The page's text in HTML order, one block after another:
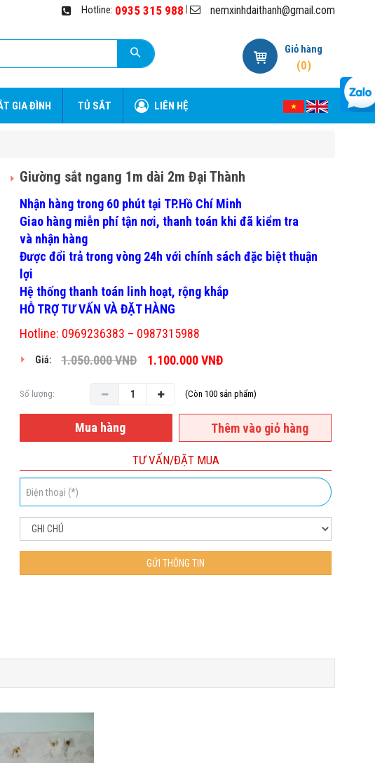
Hotline: 0935 315 988 nemxinhdaithanh@gmail.com
Giỏ hàng
(0)
GIA ĐÌNH TỦ SẮT LIÊN HỆ
Giường sắt ngang 1m dài 2m Đại Thành
Nhận hàng trong 60 phút tại TP.Hồ Chí Minh
Giao hàng miễn phí tận nơi, thanh toán khi đã kiểm tra
và nhận hàng
Được đổi trả trong vòng 24h với chính sách đặc biệt thuận
lợi
Hệ thống thanh toán linh hoạt, rộng khắp
HỖ TRỢ TƯ VẤN VÀ ĐẶT HÀNG
Hotline: 0969236383 – 0987315988
Giá: 1.050.000VNĐ 1.100.000VNĐ
Số lượng: (Còn 100 sản phẩm)
Mua hàng Thêm vào giỏ hàng
TƯ VẤN/ĐẶT MUA
GỬI THÔNG TIN